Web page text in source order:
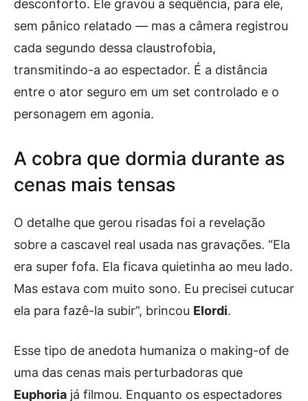
desconforto. Ele gravou a sequência, para ele,
sem pânico relatado — mas a câmera registrou
cada segundo dessa claustrofobia,
transmitindo-a ao espectador. É a distância
entre o ator seguro em um set controlado e o
personagem em agonia.
A cobra que dormia durante as
cenas mais tensas
O detalhe que gerou risadas foi a revelação
sobre a cascavel real usada nas gravações. “Ela
era super fofa. Ela ficava quietinha ao meu lado.
Mas estava com muito sono. Eu precisei cutucar
ela para fazê-la subir”, brincou Elordi.
Esse tipo de anedota humaniza o making-of de
uma das cenas mais perturbadoras que
Euphoria já filmou. Enquanto os espectadores